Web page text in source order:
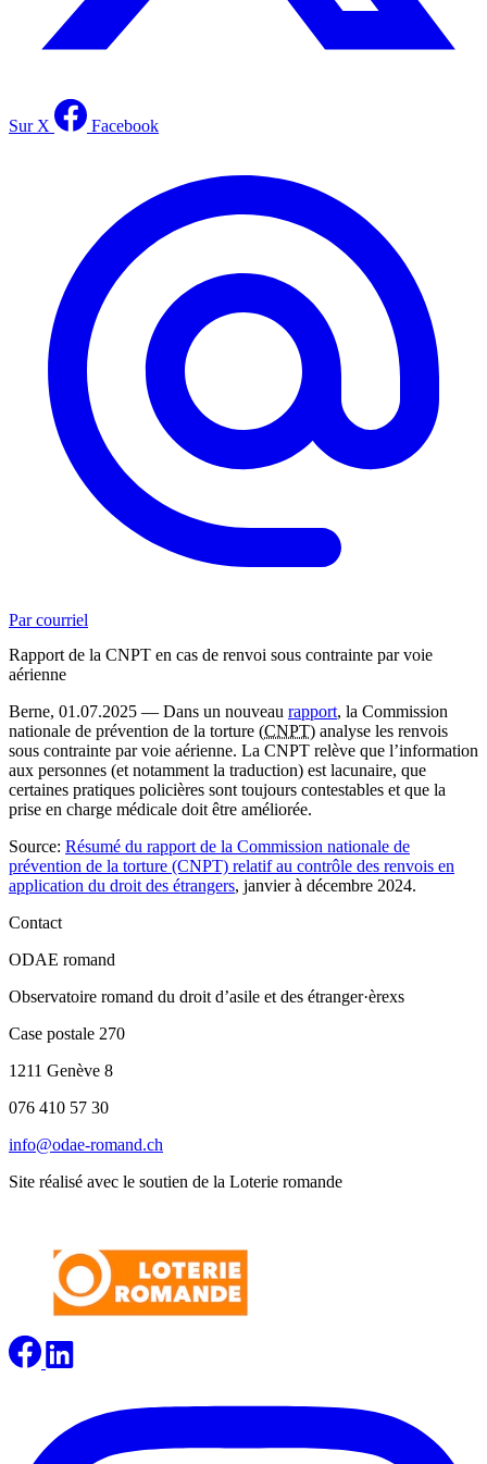
Sur X Facebook
Par courriel
Rapport de la CNPT en cas de renvoi sous contrainte par voie
aérienne
Berne, 01.07.2025 — Dans un nouveau rapport, la Commission
nationale de prévention de la torture (CNPT) analyse les renvois
sous contrainte par voie aérienne. La CNPT relève que l’information
aux personnes (et notamment la traduction) est lacunaire, que
certaines pratiques policières sont toujours contestables et que la
prise en charge médicale doit être améliorée.
Source: Résumé du rapport de la Commission nationale de
prévention de la torture (CNPT) relatif au contrôle des renvois en
application du droit des étrangers, janvier à décembre 2024.
Contact
ODAE romand
Observatoire romand du droit d’asile et des étranger·èrexs
Case postale 270
1211 Genève 8
076 410 57 30
info@odae-romand.ch
Site réalisé avec le soutien de la Loterie romande